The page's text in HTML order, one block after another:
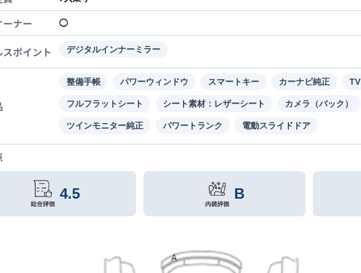
ーナー ◯
ポイント デジタルインナーミラー
整備手帳 パワーウィンドウ スマートキー カーナビ純正 TV
フルフラットシート シート素材：レザーシート カメラ（バック）
ツインモニター純正 パワートランク 電動スライドドア
4.5 B